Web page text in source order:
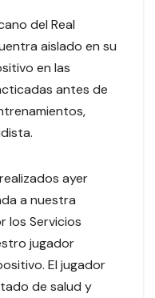
del Real
aislado en su
en las
antes de
ayer
a nuestra
los Servicios
jugador
El jugador
de salud y